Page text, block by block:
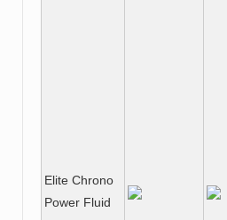
Elite Chrono
Power Fluid